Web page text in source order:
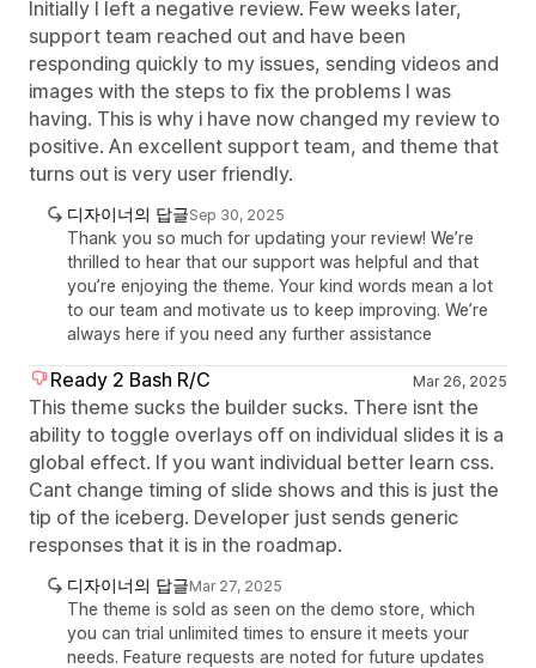
Initially I left a negative review. Few weeks later,
support team reached out and have been
responding quickly to my issues, sending videos and
images with the steps to fix the problems I was
having. This is why i have now changed my review to
positive. An excellent support team, and theme that
turns out is very user friendly.
디자이너의 답글Sep 30, 2025
Thank you so much for updating your review! We’re
thrilled to hear that our support was helpful and that
you’re enjoying the theme. Your kind words mean a lot
to our team and motivate us to keep improving. We’re
always here if you need any further assistance
Ready 2 Bash R/C Mar 26, 2025
This theme sucks the builder sucks. There isnt the
ability to toggle overlays off on individual slides it is a
global effect. If you want individual better learn css.
Cant change timing of slide shows and this is just the
tip of the iceberg. Developer just sends generic
responses that it is in the roadmap.
디자이너의 답글Mar 27, 2025
The theme is sold as seen on the demo store, which
you can trial unlimited times to ensure it meets your
needs. Feature requests are noted for future updates